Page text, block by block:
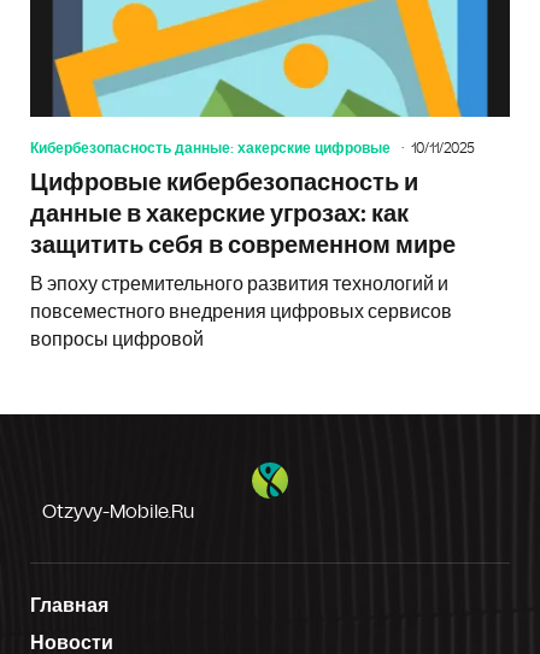
Кибербезопасность данные: хакерские цифровые 10/11/2025
Цифровые кибербезопасность и
данные в хакерские угрозах: как
защитить себя в современном мире
В эпоху стремительного развития технологий и
повсеместного внедрения цифровых сервисов
вопросы цифровой
Otzyvy-Mobile.ru
Главная
Новости